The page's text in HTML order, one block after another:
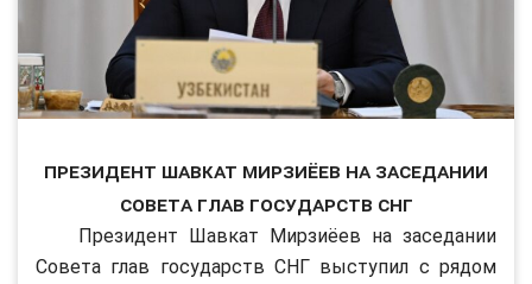
Президент Шавкат Мирзиёев на заседании
Совета глав государств СНГ
Президент Шавкат Мирзиёев на заседании
Совета глав государств СНГ выступил с рядом